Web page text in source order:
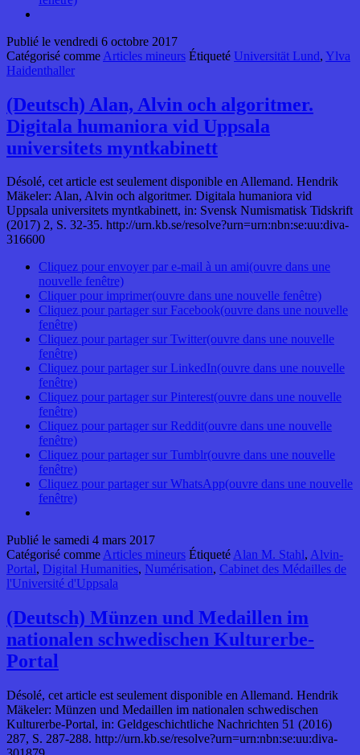
Publié le vendredi 6 octobre 2017
Catégorisé comme Articles mineurs Étiqueté Universität Lund, Ylva
Haidenthaller
(Deutsch) Alan, Alvin och algoritmer.
Digitala humaniora vid Uppsala
universitets myntkabinett
Désolé, cet article est seulement disponible en Allemand. Hendrik
Mäkeler: Alan, Alvin och algoritmer. Digitala humaniora vid
Uppsala universitets myntkabinett, in: Svensk Numismatisk Tidskrift
(2017) 2, S. 32-35. http://urn.kb.se/resolve?urn=urn:nbn:se:uu:diva-
316600
Cliquez pour envoyer par e-mail à un ami(ouvre dans une
nouvelle fenêtre)
Cliquer pour imprimer(ouvre dans une nouvelle fenêtre)
Cliquez pour partager sur Facebook(ouvre dans une nouvelle
fenêtre)
Cliquez pour partager sur Twitter(ouvre dans une nouvelle
fenêtre)
Cliquez pour partager sur LinkedIn(ouvre dans une nouvelle
fenêtre)
Cliquez pour partager sur Pinterest(ouvre dans une nouvelle
fenêtre)
Cliquez pour partager sur Reddit(ouvre dans une nouvelle
fenêtre)
Cliquez pour partager sur Tumblr(ouvre dans une nouvelle
fenêtre)
Cliquez pour partager sur WhatsApp(ouvre dans une nouvelle
fenêtre)
Publié le samedi 4 mars 2017
Catégorisé commeArticles mineurs ÉtiquetéAlan M. Stahl, Alvin-
Portal, Digital Humanities, Numérisation, Cabinet des Médailles de
l'Université d'Uppsala
(Deutsch) Münzen und Medaillen im
nationalen schwedischen Kulturerbe-
Portal
Désolé, cet article est seulement disponible en Allemand. Hendrik
Mäkeler: Münzen und Medaillen im nationalen schwedischen
Kulturerbe-Portal, in: Geldgeschichtliche Nachrichten 51 (2016)
287, S. 287-288. http://urn.kb.se/resolve?urn=urn:nbn:se:uu:diva-